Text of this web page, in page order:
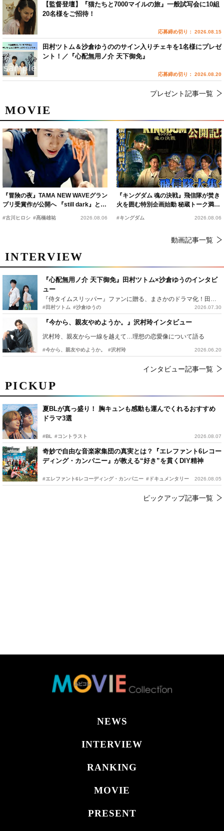
PICKUP
夏BLが真っ盛り！ 胸キュンも感動も運んでくれるおすすめ
ドラマ3選
#BL #コントラスト 2026.08.07
奇妙で自由な音楽家集団の真実とは？『エレファント6レコー
ディング・カンパニー』が教える“好き”を貫くDIY精神
#エレファント6レコーディング・カンパニー #ドキュメンタリー 2026.08.05
ピックアップ記事一覧
MOVIE
『冒険の夜』TAMA NEW WAVEグラン
プリ受賞作が公開へ 『still dark』と同
時上映決定
#古川ヒロシ #髙橋雄祐 2026.08.06
『キングダム 魂の決戦』飛信隊が焚き
火を囲む特別企画始動 秘蔵トーク満載
の“キングダムキャンプ”開催
#キングダム 2026.08.06
動画記事一覧
INTERVIEW
『心配無用ノ介 天下御免』田村ツトム×沙倉ゆうのインタビ
ュー
#田村ツトム #沙倉ゆうの 2026.07.30
『今から、親友やめようか。』沢村玲インタビュー
沢村玲、親友から一線を越えて…理想の恋愛像について語る
#今から、親友やめようか。 #沢村玲 2026.06.20
インタビュー記事一覧
【監督登壇】『猫たちと7000マイルの旅』一般試写会に10組
20名様をご招待！
応募締め切り： 2026.08.15
田村ツトム＆沙倉ゆうののサイン入りチェキを1名様にプレゼ
ント！／『心配無用ノ介 天下御免』
応募締め切り： 2026.08.20
プレゼント記事一覧
NEWS
INTERVIEW
RANKING
MOVIE
PRESENT